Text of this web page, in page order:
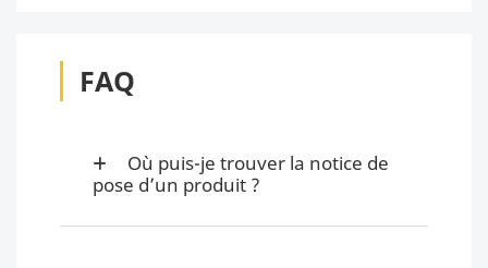
FAQ
Où puis-je trouver la notice de
pose d’un produit ?